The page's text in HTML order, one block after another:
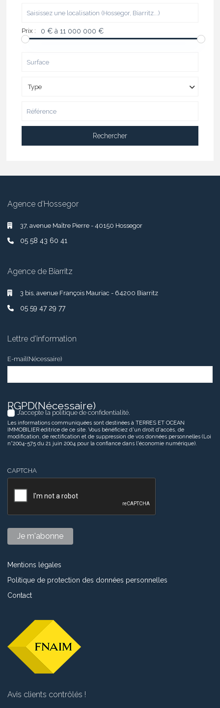
Prix : 0 € à 11 000 000 €
Type
Rechercher
Agence d’Hossegor
37, avenue Maître Pierre - 40150 Hossegor
05 58 43 60 41
Agence de Biarritz
3 bis, avenue François Mauriac - 64200 Biarritz
05 59 47 29 77
Lettre d’information
E-mail(Nécessaire)
RGPD(Nécessaire)
J’accepte la politique de confidentialité.
Les informations communiquées sont destinées à TERRES ET OCEAN
IMMOBILIER éditrice de ce site. Vous bénéficiez d'un droit d'accès, de
modification, de rectification et de suppression de vos données personnelles (Loi
n°2004-575 du 21 juin 2004 pour la confiance dans l'économie numérique).
CAPTCHA
Mentions légales
Politique de protection des données personnelles
Contact
Avis clients contrôlés !